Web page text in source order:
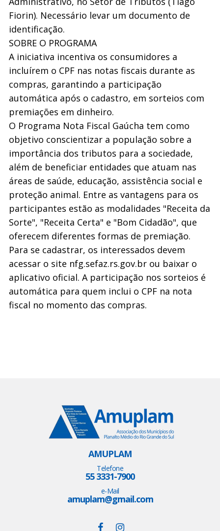
Fiorin). Necessário levar um documento de
identificação.
SOBRE O PROGRAMA
A iniciativa incentiva os consumidores a
incluírem o CPF nas notas fiscais durante as
compras, garantindo a participação
automática após o cadastro, em sorteios com
premiações em dinheiro.
O Programa Nota Fiscal Gaúcha tem como
objetivo conscientizar a população sobre a
importância dos tributos para a sociedade,
além de beneficiar entidades que atuam nas
áreas de saúde, educação, assistência social e
proteção animal. Entre as vantagens para os
participantes estão as modalidades "Receita da
Sorte", "Receita Certa" e "Bom Cidadão", que
oferecem diferentes formas de premiação.
Para se cadastrar, os interessados devem
acessar o site nfg.sefaz.rs.gov.br ou baixar o
aplicativo oficial. A participação nos sorteios é
automática para quem inclui o CPF na nota
fiscal no momento das compras.
AMUPLAM
Telefone
55 3331-7900
e-Mail
amuplam@gmail.com